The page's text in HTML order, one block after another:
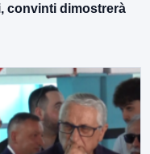
convinti dimostrerà